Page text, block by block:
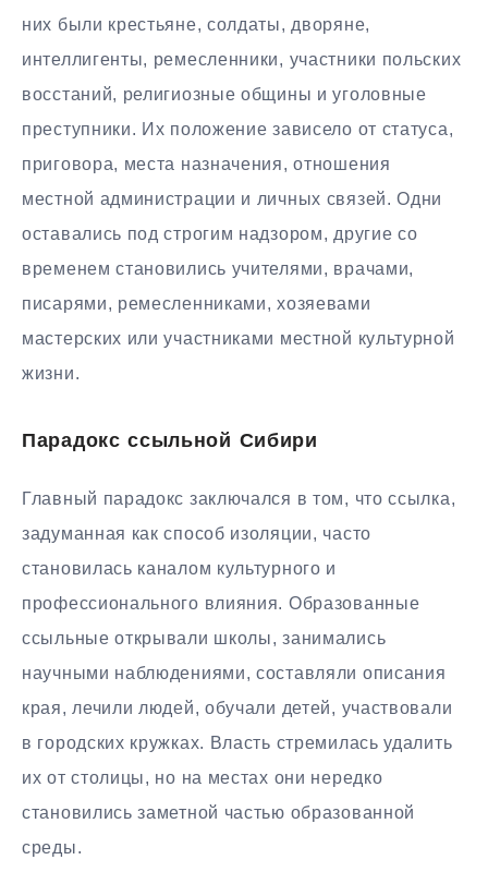
них были крестьяне, солдаты, дворяне,
интеллигенты, ремесленники, участники польских
восстаний, религиозные общины и уголовные
преступники. Их положение зависело от статуса,
приговора, места назначения, отношения
местной администрации и личных связей. Одни
оставались под строгим надзором, другие со
временем становились учителями, врачами,
писарями, ремесленниками, хозяевами
мастерских или участниками местной культурной
жизни.
Парадокс ссыльной Сибири
Главный парадокс заключался в том, что ссылка,
задуманная как способ изоляции, часто
становилась каналом культурного и
профессионального влияния. Образованные
ссыльные открывали школы, занимались
научными наблюдениями, составляли описания
края, лечили людей, обучали детей, участвовали
в городских кружках. Власть стремилась удалить
их от столицы, но на местах они нередко
становились заметной частью образованной
среды.